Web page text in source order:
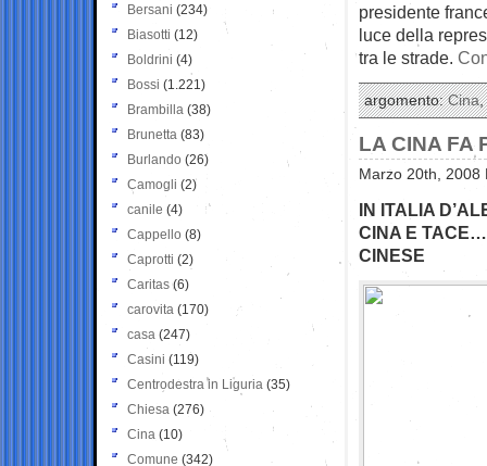
presidente
luce della
tra le strade.
argomento:Cina,
LA CINA FA
Marzo 20th, 2008
IN ITALIA
CINA E
CINESE
Bersani (234)
Biasotti (12)
Boldrini (4)
Bossi (1.221)
Brambilla (38)
Brunetta (83)
Burlando (26)
Camogli (2)
canile (4)
Cappello (8)
Caprotti (2)
Caritas (6)
carovita (170)
casa (247)
Casini (119)
Centrodestra in Liguria (35)
Chiesa (276)
Cina (10)
Comune (342)